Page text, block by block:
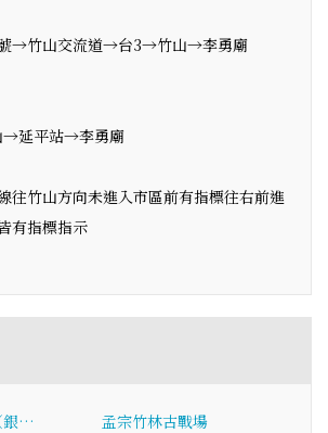
→竹山交流道→台3→竹山→李勇廟
→延平站→李勇廟
往竹山方向未進入市區前有指標往右前進
有指標指示
銀…
孟宗竹林古戰場